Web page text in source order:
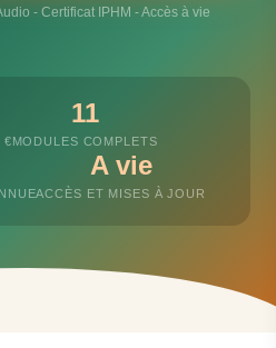
- Certificat IPHM - Accès à vie
€
11
MODULES COMPLETS
A vie
ACCÈS ET MISES À JOUR